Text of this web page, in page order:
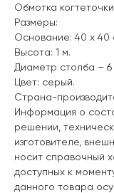
Обмотка
Размеры:
Основание: 40 х 40
Высота: 1 м.
Диаметр столба – 6
Цвет: серый.
Страна-
Информация о
решении,
изготовителе,
носит справочный
доступных к
данного товара